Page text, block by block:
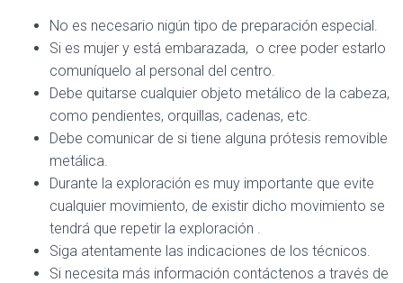
V
E
G
C
N
No es necesario nigún tipo de preparación especial.
Si es mujer y está embarazada, o cree poder estarlo
comuníquelo al personal del centro.
Debe quitarse cualquier objeto metálico de la cabeza,
como pendientes, orquillas, cadenas, etc.
Debe comunicar de si tiene alguna prótesis removible
metálica.
Durante la exploración es muy importante que evite
cualquier movimiento, de existir dicho movimiento se
tendrá que repetir la exploración .
Siga atentamente las indicaciones de los técnicos.
Si necesita más información contáctenos a través de